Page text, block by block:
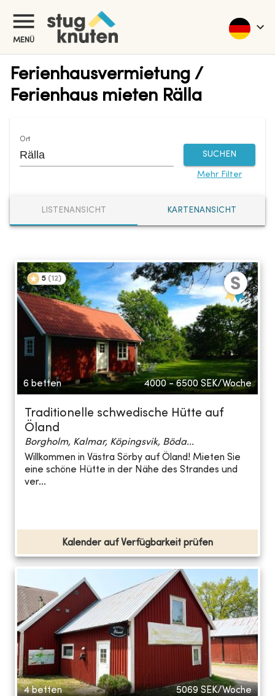
MENÜ
Ferienhausvermietung /
Ferienhaus mieten Rälla
Ort
SUCHEN
Mehr Filter
LISTENANSICHT KARTENANSICHT
5 (12)
6 betten 4000 - 6500 SEK/Woche
Traditionelle schwedische Hütte auf
Öland
Borgholm, Kalmar, Köpingsvik, Böda...
Willkommen in Västra Sörby auf Öland! Mieten Sie
eine schöne Hütte in der Nähe des Strandes und
ver...
Kalender auf Verfügbarkeit prüfen
4 betten 5069 SEK/Woche